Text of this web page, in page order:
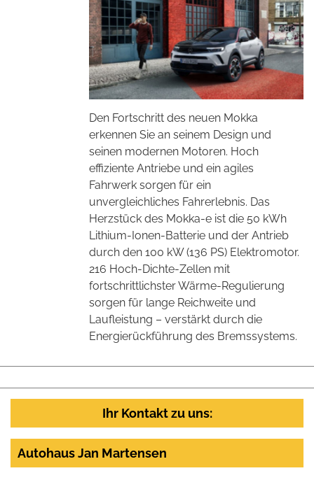
Den Fortschritt des neuen Mokka
erkennen Sie an seinem Design und
seinen modernen Motoren. Hoch
effiziente Antriebe und ein agiles
Fahrwerk sorgen für ein
unvergleichliches Fahrerlebnis. Das
Herzstück des Mokka-e ist die 50 kWh
Lithium-Ionen-Batterie und der Antrieb
durch den 100 kW (136 PS) Elektromotor.
216 Hoch-Dichte-Zellen mit
fortschrittlichster Wärme-Regulierung
sorgen für lange Reichweite und
Laufleistung – verstärkt durch die
Energierückführung des Bremssystems.
Ihr Kontakt zu uns:
Autohaus Jan Martensen